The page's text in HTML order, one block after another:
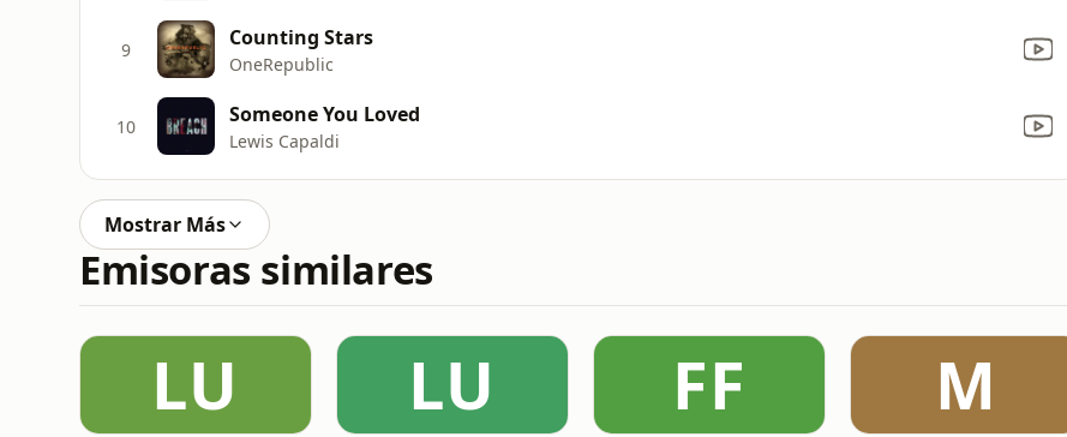
9 Counting Stars
OneRepublic
10 Someone You Loved
Lewis Capaldi
Mostrar Más
Emisoras similares
LU LU FF M